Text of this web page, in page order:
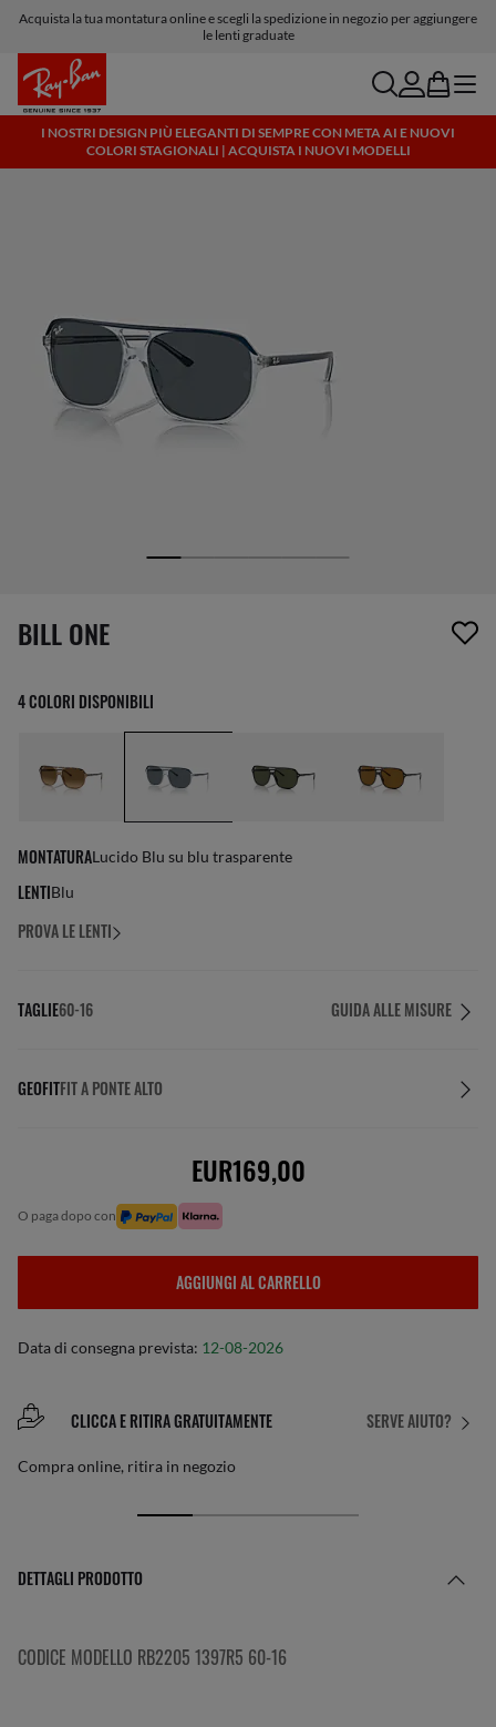
Acquista la tua montatura online e scegli la spedizione in negozio per aggiungere
le lenti graduate
searchaccount
bag menu
I NOSTRI DESIGN PIÙ ELEGANTI DI SEMPRE CON META AI E NUOVI
COLORI STAGIONALI | ACQUISTA I NUOVI MODELLI
1 articolo è stato aggiunto alla tua wishlist
BILL ONE
4 COLORI DISPONIBILI
MONTATURALucido Blu su blu trasparente
LENTIBlu
PROVA LE LENTI
TAGLIE60-16 GUIDA ALLE MISURE
GEOFITFIT A PONTE ALTO
EUR169,00
o paga dopo con
AGGIUNGI AL CARRELLO
Data di consegna prevista: 12-08-2026
SERVE AIUTO?
CLICCA E RITIRA GRATUITAMENTE
Compra online, ritira in negozio
DETTAGLI PRODOTTO
CODICE MODELLO RB2205 1397R5 60-16